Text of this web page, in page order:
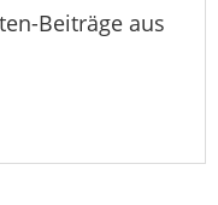
Beiträge aus